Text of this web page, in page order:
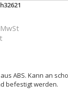
ABS. Kann an
befestigt werden.